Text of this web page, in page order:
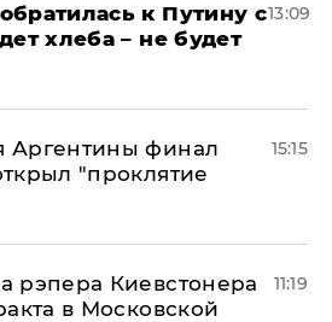
к Путину с
хлеба – не будет
13:09
Аргентины финал
"проклятие
15:15
рэпера Киевстонера
в Московской
11:19